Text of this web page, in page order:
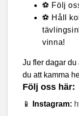
⚽ Följ
⚽ Håll
vinna!
Ju fler dagar du
du att kamma
Följ oss här:
📱 Instagram: